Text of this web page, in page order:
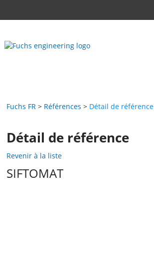
Fuchs FR Références Détail de référence
Détail de référence
Revenir à la liste
SIFTOMAT